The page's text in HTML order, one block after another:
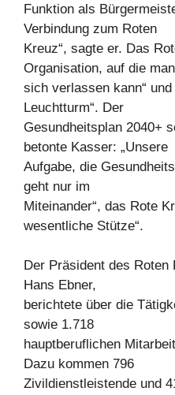
Funktion als
Verbindung zum Roten
Kreuz“, sagte er. Das
Organisation, auf die man
sich verlassen kann“
Leuchtturm“. Der
Gesundheitsplan 2040+
betonte Kasser: „Unsere
Aufgabe, die
geht nur im
Miteinander“, das Rote
wesentliche Stütze“.
Der Präsident des
Hans Ebner,
berichtete über die
sowie 1.718
hauptberuflichen
Dazu kommen 796
Zivildienstleistende und